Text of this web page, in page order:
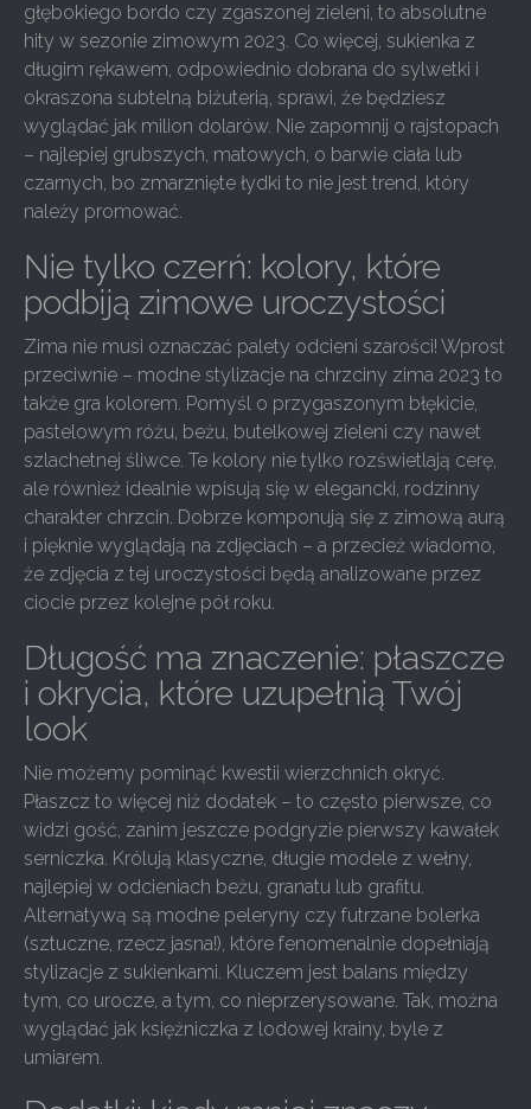
głębokiego bordo czy zgaszonej zieleni, to absolutne
hity w sezonie zimowym 2023. Co więcej, sukienka z
długim rękawem, odpowiednio dobrana do sylwetki i
okraszona subtelną biżuterią, sprawi, że będziesz
wyglądać jak milion dolarów. Nie zapomnij o rajstopach
– najlepiej grubszych, matowych, o barwie ciała lub
czarnych, bo zmarznięte łydki to nie jest trend, który
należy promować.
Nie tylko czerń: kolory, które
podbiją zimowe uroczystości
Zima nie musi oznaczać palety odcieni szarości! Wprost
przeciwnie – modne stylizacje na chrzciny zima 2023 to
także gra kolorem. Pomyśl o przygaszonym błękicie,
pastelowym różu, beżu, butelkowej zieleni czy nawet
szlachetnej śliwce. Te kolory nie tylko rozświetlają cerę,
ale również idealnie wpisują się w elegancki, rodzinny
charakter chrzcin. Dobrze komponują się z zimową aurą
i pięknie wyglądają na zdjęciach – a przecież wiadomo,
że zdjęcia z tej uroczystości będą analizowane przez
ciocie przez kolejne pół roku.
Długość ma znaczenie: płaszcze
i okrycia, które uzupełnią Twój
look
Nie możemy pominąć kwestii wierzchnich okryć.
Płaszcz to więcej niż dodatek – to często pierwsze, co
widzi gość, zanim jeszcze podgryzie pierwszy kawałek
serniczka. Królują klasyczne, długie modele z wełny,
najlepiej w odcieniach beżu, granatu lub grafitu.
Alternatywą są modne peleryny czy futrzane bolerka
(sztuczne, rzecz jasna!), które fenomenalnie dopełniają
stylizacje z sukienkami. Kluczem jest balans między
tym, co urocze, a tym, co nieprzerysowane. Tak, można
wyglądać jak księżniczka z lodowej krainy, byle z
umiarem.